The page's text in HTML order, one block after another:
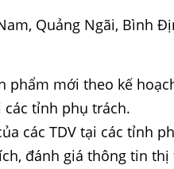
Quảng Ngãi, Bình
phẩm mới theo kế
các tỉnh phụ trách.
các TDV tại các tỉnh
đánh giá thông tin